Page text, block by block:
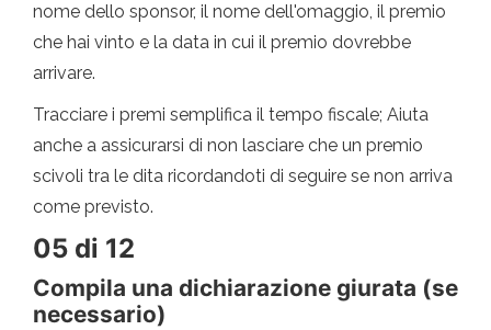
nome dello sponsor, il nome dell'omaggio, il premio
che hai vinto e la data in cui il premio dovrebbe
arrivare.
Tracciare i premi semplifica il tempo fiscale; Aiuta
anche a assicurarsi di non lasciare che un premio
scivoli tra le dita ricordandoti di seguire se non arriva
come previsto.
05 di 12
Compila una dichiarazione giurata (se
necessario)